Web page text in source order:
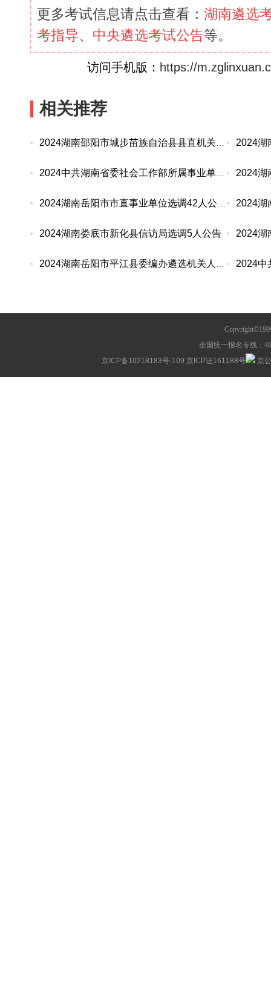
更多考试信息请点击查看： 湖南遴选
考指导、 中央遴选考试公告等。
访问手机版： https://
相关推荐
2024湖南邵阳市城步苗族自治县县直机关选调14人公告
2024中共湖南省委社会工作部所属事业单位选调20人
2024湖南岳阳市市直事业单位选调42人公告
2024湖南娄底市新化县信访局选调5人公告
2024湖南岳阳市平江县委编办遴选机关人员2人公告
全国统一报名专线：
京ICP备10218183号-109 京ICP证161188号 京